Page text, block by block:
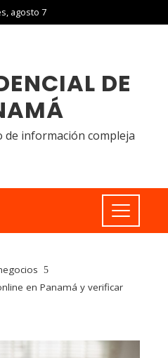
agosto 7
DE
de información compleja
en Panamá y verificar